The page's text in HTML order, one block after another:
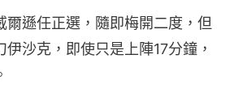
爾遜任正選，隨即梅開二度，但
沙克，即使只是上陣17分鐘，